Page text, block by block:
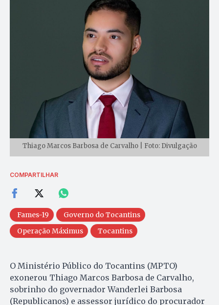
Thiago Marcos Barbosa de Carvalho | Foto: Divulgação
COMPARTILHAR
Fames-19
Governo do Tocantins
Operação Máximus
Tocantins
O Ministério Público do Tocantins (MPTO)
exonerou Thiago Marcos Barbosa de Carvalho,
sobrinho do governador Wanderlei Barbosa
(Republicanos) e assessor jurídico do procurador